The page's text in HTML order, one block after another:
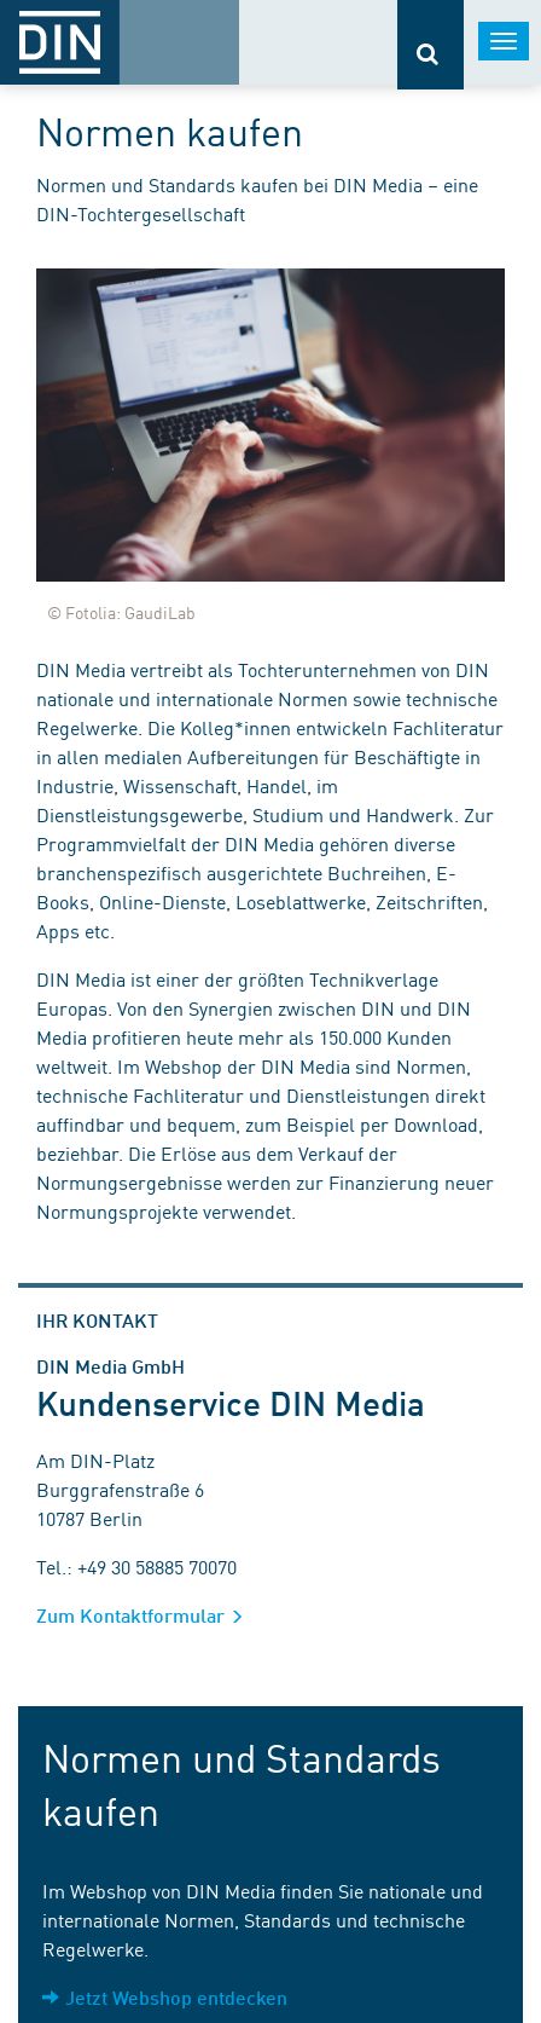
Normen kaufen
Normen und Standards kaufen bei DIN Media – eine
DIN-Tochtergesellschaft
© Fotolia: GaudiLab
DIN Media vertreibt als Tochterunternehmen von DIN
nationale und internationale Normen sowie technische
Regelwerke. Die Kolleg*innen entwickeln Fachliteratur
in allen medialen Aufbereitungen für Beschäftigte in
Industrie, Wissenschaft, Handel, im
Dienstleistungsgewerbe, Studium und Handwerk. Zur
Programmvielfalt der DIN Media gehören diverse
branchenspezifisch ausgerichtete Buchreihen, E-
Books, Online-Dienste, Loseblattwerke, Zeitschriften,
Apps etc.
DIN Media ist einer der größten Technikverlage
Europas. Von den Synergien zwischen DIN und DIN
Media profitieren heute mehr als 150.000 Kunden
weltweit. Im Webshop der DIN Media sind Normen,
technische Fachliteratur und Dienstleistungen direkt
auffindbar und bequem, zum Beispiel per Download,
beziehbar. Die Erlöse aus dem Verkauf der
Normungsergebnisse werden zur Finanzierung neuer
Normungsprojekte verwendet.
IHR KONTAKT
DIN Media GmbH
Kundenservice DIN Media
Am DIN-Platz
Burggrafenstraße 6
10787 Berlin
Tel.: +49 30 58885 70070
Zum Kontaktformular
Normen und Standards
kaufen
Im Webshop von DIN Media finden Sie nationale und
internationale Normen, Standards und technische
Regelwerke.
Jetzt Webshop entdecken